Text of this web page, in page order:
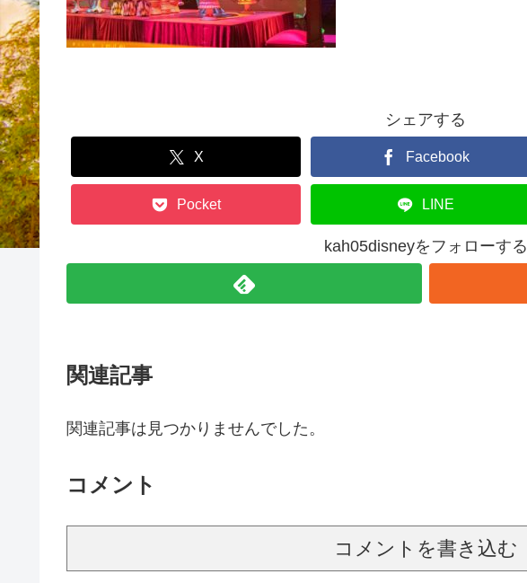
シェアする
X Facebook
Pocket LINE
kah05disneyをフォローする
関連記事
関連記事は見つかりませんでした。
コメント
コメントを書き込む